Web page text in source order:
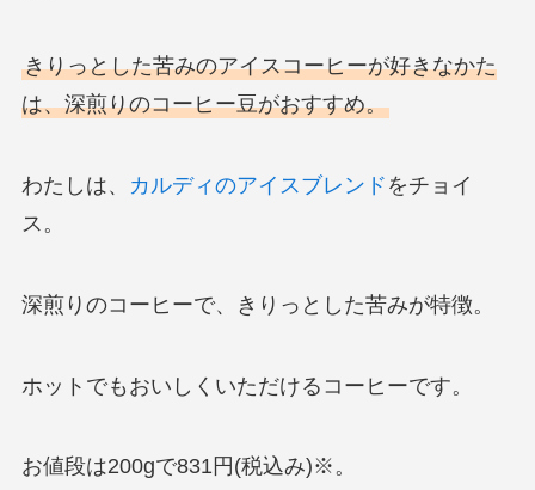
きりっとした苦みのアイスコーヒーが好きなかた
は、深煎りのコーヒー豆がおすすめ。
わたしは、 カルディのアイスブレンド をチョイ
ス。
深煎りのコーヒーで、きりっとした苦みが特徴。
ホットでもおいしくいただけるコーヒーです。
お値段は200gで831円(税込み)※。